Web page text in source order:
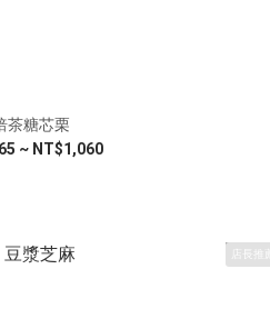
茶糖芯栗
~ NT$1,060
店長推薦